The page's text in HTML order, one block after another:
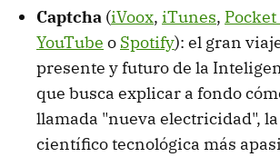
Captcha (iVoox, iTunes, Pocket
YouTube o Spotify): el gran
presente y futuro de la
que busca explicar a fondo
llamada "nueva electricidad",
científico tecnológica más